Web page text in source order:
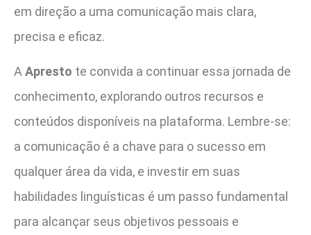
em direção a uma comunicação mais clara,
precisa e eficaz.
AApresto te convida a continuar essa jornada de
conhecimento, explorando outros recursos e
conteúdos disponíveis na plataforma. Lembre-se:
a comunicação é a chave para o sucesso em
qualquer área da vida, e investir em suas
habilidades linguísticas é um passo fundamental
para alcançar seus objetivos pessoais e